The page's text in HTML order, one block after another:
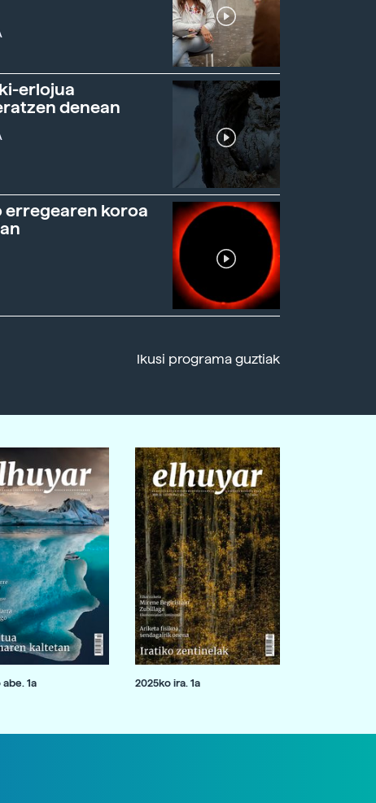
erlojua
denean
erregearen koroa
Ikusi programa guztiak
1a 2025ko ira. 1a